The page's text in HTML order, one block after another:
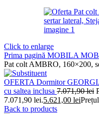
Click to enlarge
Prima pagină MOBILA
Pat colt AMBRO, 160×200,
OFERTA Dormitor
cu saltea inclusa 7.071,90lei
7.071,90 lei.5.621,00 lei
Back to products